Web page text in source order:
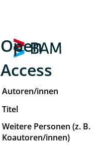
Open
Access
Autoren/innen
Titel
Weitere Personen (z. B.
Koautoren/innen)